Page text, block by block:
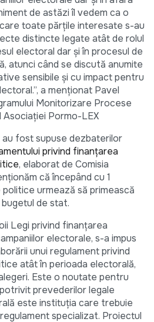
de astăzi îl vedem ca o
toate părțile interesate s-au
distincte legate atât de rolul
electoral dar şi în procesul de
atunci când se discută anumite
sensibile şi cu impact pentru
a menționat Pavel
Monitorizare Procese
Pormo-LEX
fost supuse dezbaterilor
privind finanțarea
, elaborat de Comisia
că începând cu 1
urmează să primească
de stat.
Legi privind finanțarea
electorale, s-a impus
unui regulament privind
atât în perioada electorală,
Este o noutate pentru
prevederilor legale
este instituția care trebuie
specializat. Proiectul